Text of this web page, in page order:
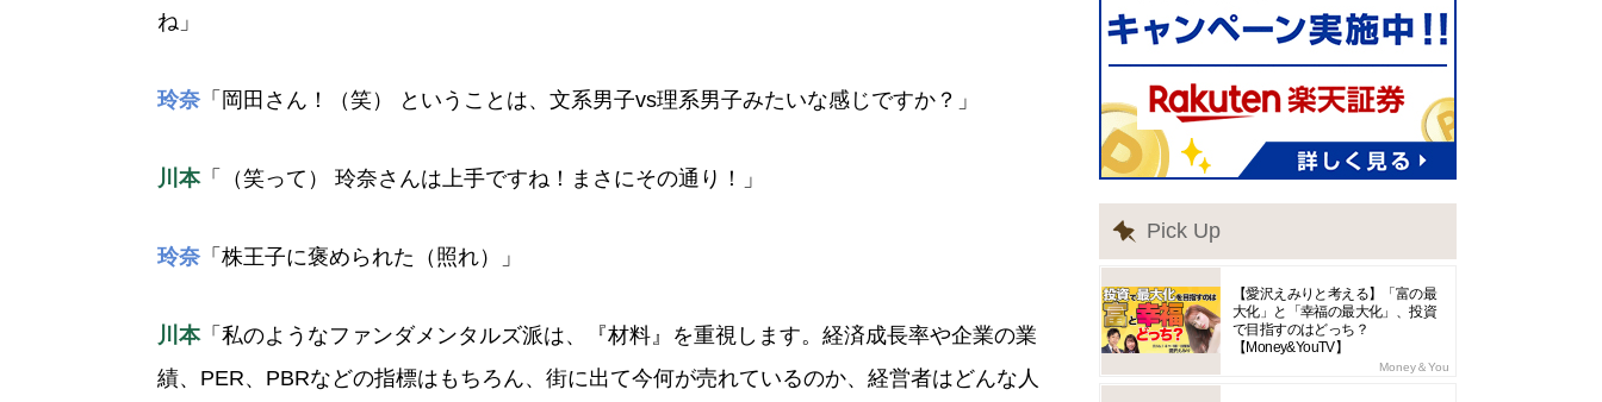
ね」
玲奈 「岡田さん！（笑） ということは、文系男子vs理系男子みたいな感じですか？」
川本「（笑って） 玲奈さんは上手ですね！まさにその通り！」
玲奈 「株王子に褒められた（照れ）」
川本「私のようなファンダメンタルズ派は、『材料』を重視します。経済成長率や企業の業
績、PER、PBRなどの指標はもちろん、街に出て今何が売れているのか、経営者はどんな人
Pick Up
【愛沢えみりと考える】「富の最
大化」と「幸福の最大化」、投資
で目指すのはどっち？
【Money&YouTV】
Money＆You